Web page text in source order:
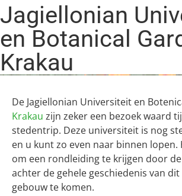
Jagiellonian
en Botanical
Krakau
De Jagiellonian Universiteit en
Krakau zijn zeker een bezoek waard
stedentrip. Deze universiteit is nog
en u kunt zo even naar binnen lopen.
om een rondleiding te krijgen door
achter de gehele geschiedenis van
gebouw te komen.